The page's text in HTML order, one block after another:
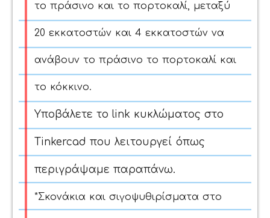
το πράσινο και το πορτοκαλί, μεταξύ
20 εκκατοστών και 4 εκκατοστών να
ανάβουν το πράσινο το πορτοκαλί και
το κόκκινο.
Υποβάλετε το link κυκλώματος στο
Tinkercad που λειτουργεί όπως
περιγράψαμε παραπάνω.
*Σκονάκια και σιγοψυθιρίσματα στο